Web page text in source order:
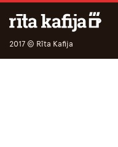
2017 © Rīta Kafija